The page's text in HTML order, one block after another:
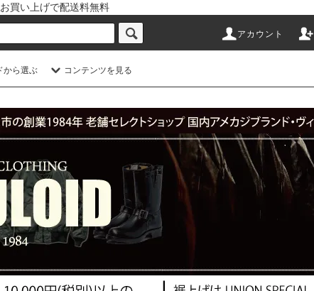
買い上げで配送料無料
アカウント
から選ぶ コンテンツを見る